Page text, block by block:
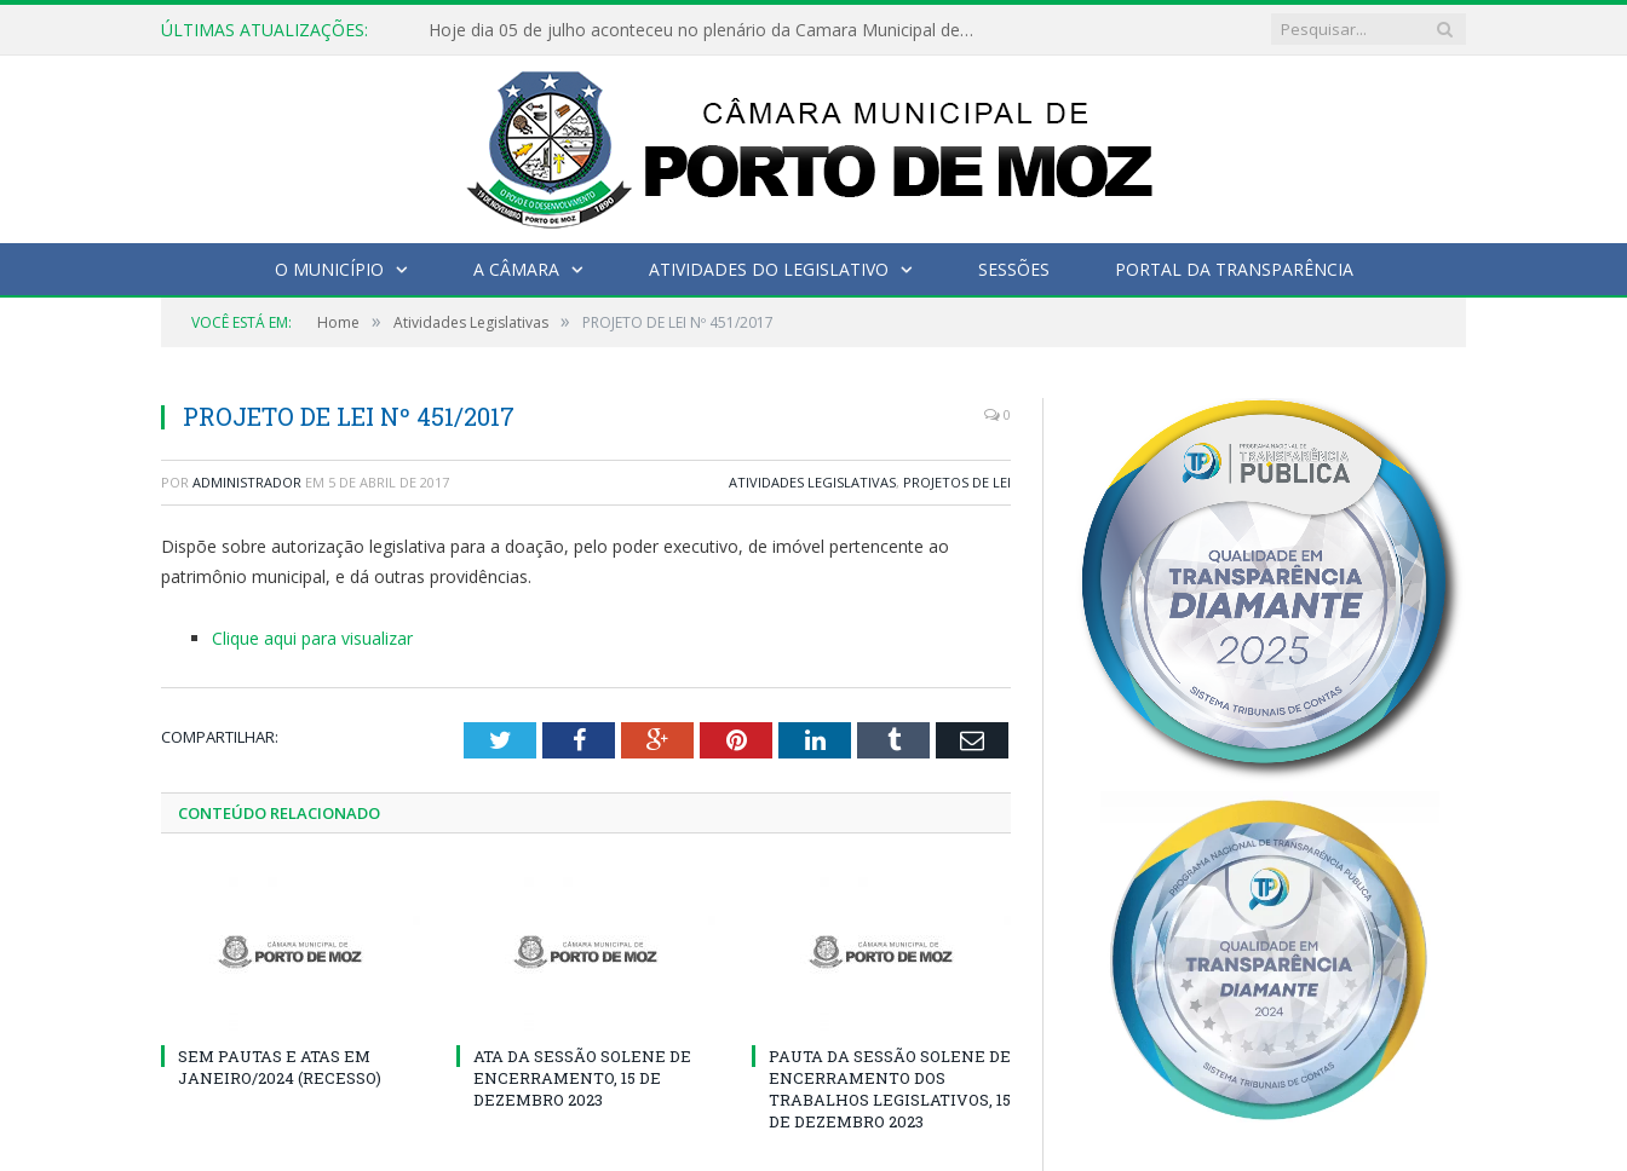
ÚLTIMAS ATUALIZAÇÕES: Hoje dia 05 de julho aconteceu no plenário da Camara Municipal de Porto de Moz a Sessão Solene de Abertura dos Trabalhos Legislativos 2º Período da 23ª Legislatura
O MUNICÍPIO A CÂMARA ATIVIDADES DO LEGISLATIVO SESSÕES PORTAL DA TRANSPARÊNCIA
VOCÊ ESTÁ EM: Home » Atividades Legislativas » PROJETO DE LEI Nº 451/2017
PROJETO DE LEI Nº 451/2017 0
POR ADMINISTRADOR EM 5 DE ABRIL DE 2017 ATIVIDADES LEGISLATIVAS, PROJETOS DE LEI
Dispõe sobre autorização legislativa para a doação, pelo poder executivo, de imóvel pertencente ao
patrimônio municipal, e dá outras providências.
Clique aqui para visualizar
COMPARTILHAR: TwitterFacebookGoogle+PinterestLinkedInTumblr Email
CONTEÚDO RELACIONADO
SEM PAUTAS E ATAS EM
JANEIRO/2024 (RECESSO)
ATA DA SESSÃO SOLENE DE
ENCERRAMENTO, 15 DE
DEZEMBRO 2023
PAUTA DA SESSÃO SOLENE DE
ENCERRAMENTO DOS
TRABALHOS LEGISLATIVOS, 15
DE DEZEMBRO 2023